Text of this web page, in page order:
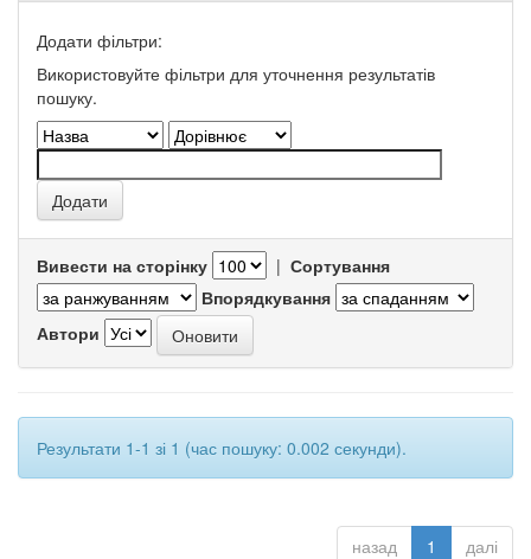
Додати фільтри:
Використовуйте фільтри для уточнення результатів
пошуку.
Вивести на сторінку | Сортування
Впорядкування
Автори
Результати 1-1 зі 1 (час пошуку: 0.002 секунди).
назад 1 далі